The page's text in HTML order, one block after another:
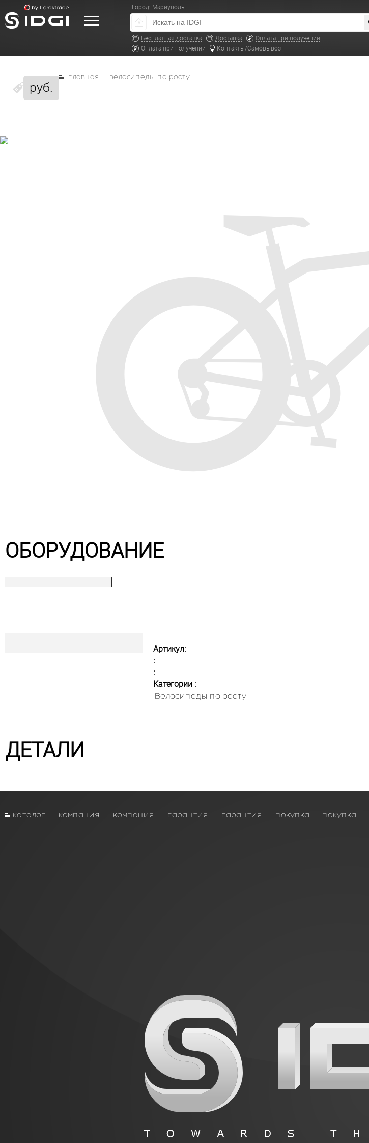
Город: Мариуполь
Бесплатная доставка Доставка
Оплата при получении
Оплата при получении
Контакты/Самовывоз
руб.
главная велосипеды по росту
ОБОРУДОВАНИЕ
Артикул:
:
:
Категории :
Велосипеды по росту
ДЕТАЛИ
каталог компания компания гарантия гарантия покупка покупка